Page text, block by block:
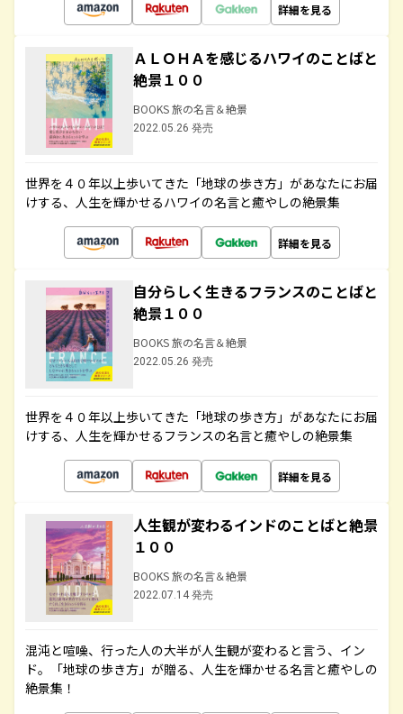
詳細を見る
ＡＬＯＨＡを感じるハワイのことばと
絶景１００
BOOKS 旅の名言＆絶景
2022.05.26 発売
世界を４０年以上歩いてきた「地球の歩き方」があなたにお届
けする、人生を輝かせるハワイの名言と癒やしの絶景集
詳細を見る
自分らしく生きるフランスのことばと
絶景１００
BOOKS 旅の名言＆絶景
2022.05.26 発売
世界を４０年以上歩いてきた「地球の歩き方」があなたにお届
けする、人生を輝かせるフランスの名言と癒やしの絶景集
詳細を見る
人生観が変わるインドのことばと絶景
１００
BOOKS 旅の名言＆絶景
2022.07.14 発売
混沌と喧噪、行った人の大半が人生観が変わると言う、イン
ド。「地球の歩き方」が贈る、人生を輝かせる名言と癒やしの
絶景集！